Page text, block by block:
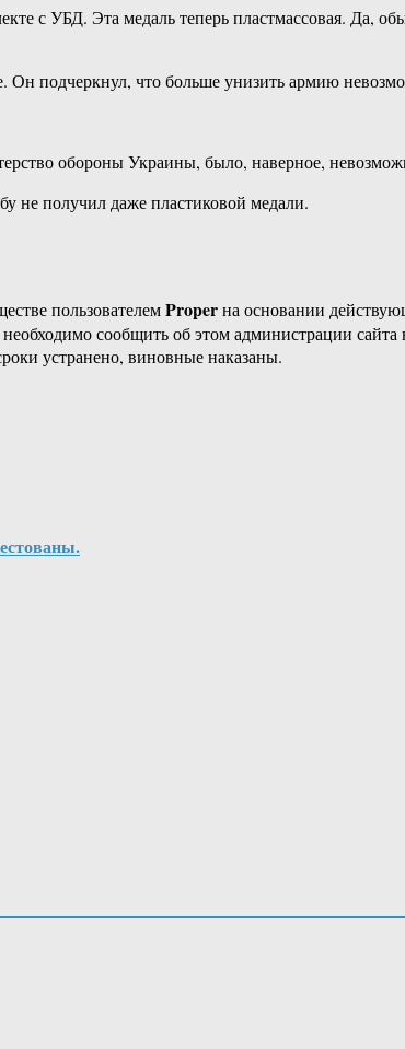
с УБД. Эта медаль теперь пластмассовая. Да,
подчеркнул, что больше унизить армию
обороны Украины, было, наверное,
не получил даже пластиковой медали.
пользователемProperна основании
сообщить об этом администрации
устранено, виновные наказаны.